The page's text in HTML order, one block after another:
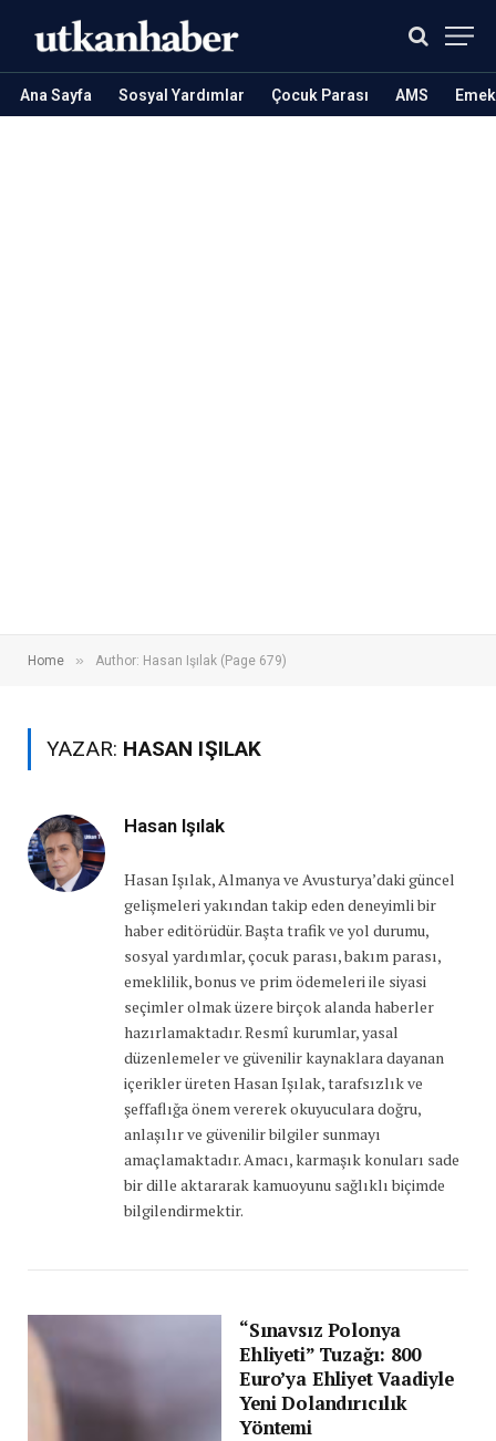
Ana Sayfa Sosyal Yardımlar Çocuk Parası AMS
Home » Author: Hasan Işılak (Page 679)
YAZAR: HASAN IŞILAK
Hasan Işılak
Hasan Işılak, Almanya ve Avusturya’daki güncel
gelişmeleri yakından takip eden deneyimli bir
haber editörüdür. Başta trafik ve yol durumu,
sosyal yardımlar, çocuk parası, bakım parası,
emeklilik, bonus ve prim ödemeleri ile siyasi
seçimler olmak üzere birçok alanda haberler
hazırlamaktadır. Resmî kurumlar, yasal
düzenlemeler ve güvenilir kaynaklara dayanan
içerikler üreten Hasan Işılak, tarafsızlık ve
şeffaflığa önem vererek okuyuculara doğru,
anlaşılır ve güvenilir bilgiler sunmayı
amaçlamaktadır. Amacı, karmaşık konuları sade
bir dille aktararak kamuoyunu sağlıklı biçimde
bilgilendirmektir.
“Sınavsız Polonya
Ehliyeti” Tuzağı: 800
Euro’ya Ehliyet Vaadiyle
Yeni Dolandırıcılık
Yöntemi